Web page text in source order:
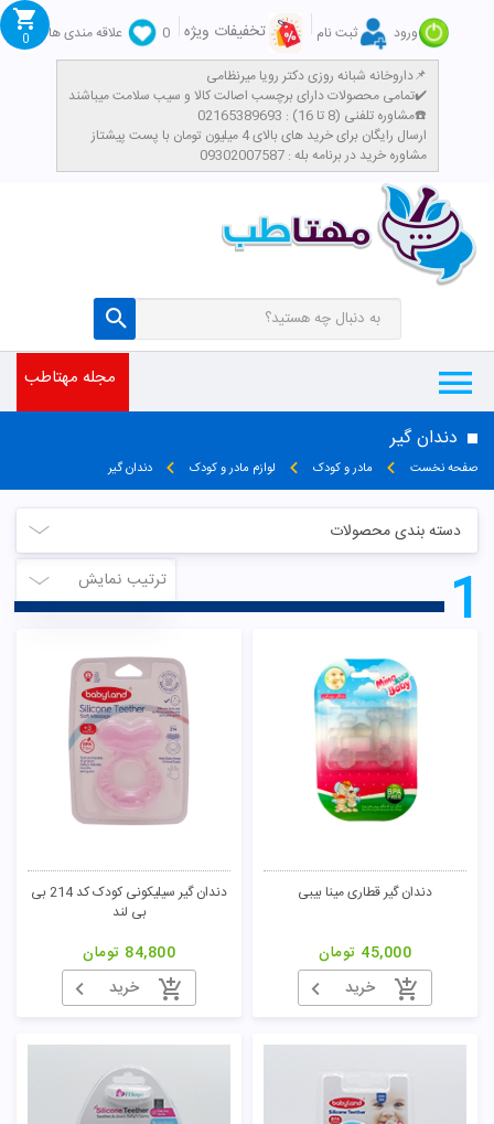
ورود ثبت نام تخفیفات ویژه 0
علاقه مندی ها
داروخانه شبانه روزی دکتر رویا میرنظامی📌
تمامی محصولات دارای برچسب اصالت کالا و سیب سلامت میباشند✔️
مشاوره تلفنی (8 تا 16) : 02165389693☎️
​ارسال رایگان برای خرید های بالای 4 میلیون تومان با پست پیشتاز
مشاوره خرید در برنامه بله : 09302007587
0
مجله مهتاطب
دندان گیر
صفحه نخست مادر و کودک لوازم مادر و کودک دندان گیر
دسته بندی محصولات
ترتیب نمایش
1
دندان گیر قطاری مینا بیبی
45,000 تومان
خرید
دندان گیر سیلیکونی کودک کد 214 بی
بی لند
84,800 تومان
خرید